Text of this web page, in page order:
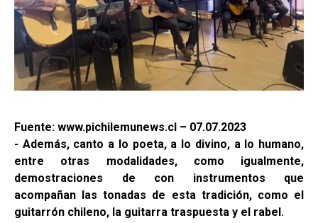
Fuente: www.pichilemunews.cl – 07.07.2023
- Además, canto a lo poeta, a lo divino, a lo humano,
entre otras modalidades, como igualmente,
demostraciones de con instrumentos que
acompañan las tonadas de esta tradición, como el
guitarrón chileno, la guitarra traspuesta y el rabel.